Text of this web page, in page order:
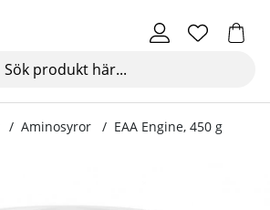
Aminosyror EAA Engine, 450 g